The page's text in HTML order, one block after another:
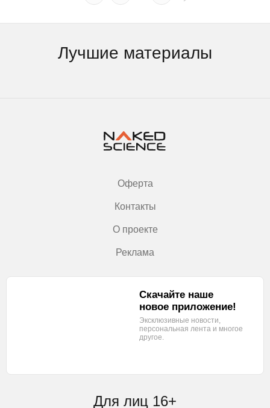
Лучшие материалы
Оферта
Контакты
О проекте
Реклама
Для лиц 16+
Скачайте наше
новое приложение!
Эксклюзивные новости,
персональная лента и многое
другое.